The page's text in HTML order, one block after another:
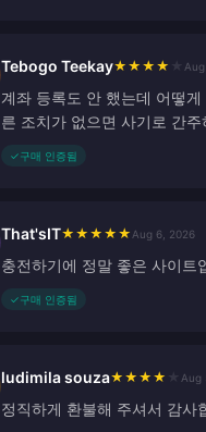
Tebogo Teekay★ ★ ★ ★
계좌 등록도 안 했는데 어떻
른 조치가 없으면 사기로 간
✓구매 인증됨
That'sIT★ ★ ★ ★ ★ Aug 6, 2026
충전하기에 정말 좋은 사이트
✓구매 인증됨
ludimila souza★ ★ ★ ★ Aug
정직하게 환불해 주셔서 감사